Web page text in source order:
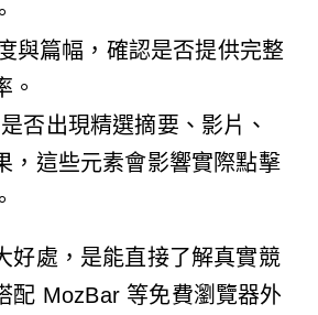
與篇幅，確認是否提供完整
。
否出現精選摘要、影片、
，這些元素會影響實際點擊
好處，是能直接了解真實競
配 MozBar 等免費瀏覽器外